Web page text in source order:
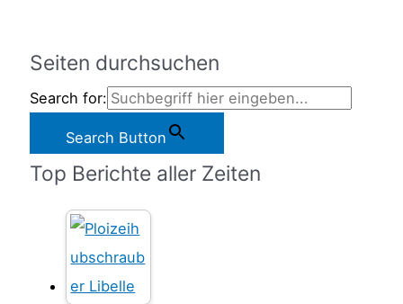
Seiten durchsuchen
Search for:
Search Button
Top Berichte aller Zeiten